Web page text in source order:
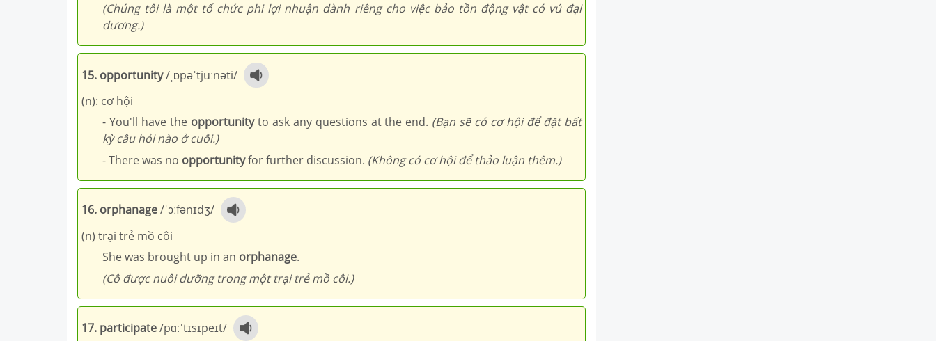
(Chúng tôi là một tổ chức phi lợi nhuận dành riêng cho việc bảo tồn động vật có vú đại
dương.)
15. opportunity/ˌɒpəˈtjuːnəti/
(n): cơ hội
- You'll have theopportunityto ask any questions at the end. (Bạn sẽ có cơ hội để đặt bất
kỳ câu hỏi nào ở cuối.)
- There was no opportunityfor further discussion. (Không có cơ hội để thảo luận thêm.)
16. orphanage/ˈɔːfənɪdʒ/
(n) trại trẻ mồ côi
She was brought up in an orphanage.
(Cô được nuôi dưỡng trong một trại trẻ mồ côi.)
17. participate/pɑːˈtɪsɪpeɪt/